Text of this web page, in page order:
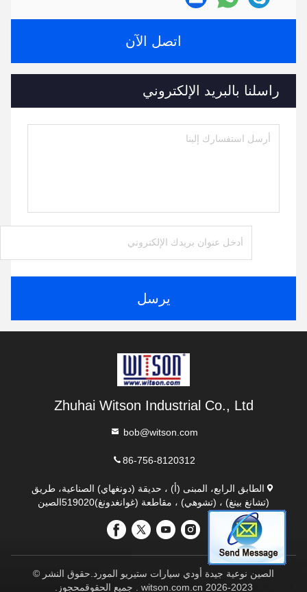
اتصل الآن
راسلنا بالبريد الإلكتروني
يرسل
Zhuhai Witson Industrial Co., Ltd
bob@witson.com
86-756-8120312
الطابق الرابع، المبنى (أ) ، حديقة (دونغهاي) الصناعية، طريق
(تشانغ بينغ) ، (تشوهي) ، مقاطعة (غوانغدونغ)519020الصين
الصين نوعية جيدة أودي سيارات ستيريو المورد.حقوق النشر ©
2023-2026 witson.com.cn . جميع الحقوقمحجوز.